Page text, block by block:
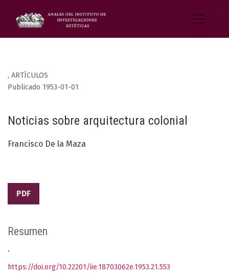
, ARTÍCULOS
Noticias sobre arquitectura colonial
Publicado 1953-01-01
Francisco De la Maza
PDF
Resumen
.
https://doi.org/10.22201/iie.18703062e.1953.21.553